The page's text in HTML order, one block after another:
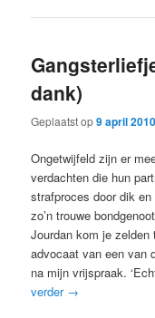
dank)
Geplaatst op9 april 2010
Ongetwijfeld zijn er
verdachten die hun
strafproces door dik
zo’n trouwe
Jourdan kom je zelden
advocaat van een van
na mijn vrijspraak.
verder →